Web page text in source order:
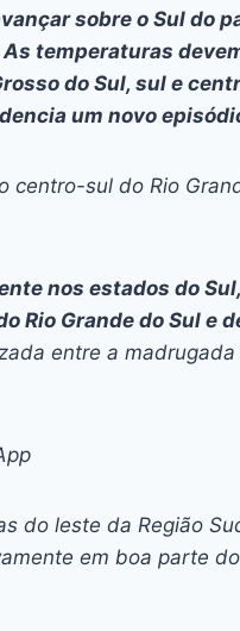
p
y
Li
n
k
sobre o Sul do
As temperaturas
do Sul, sul e
um novo
sul do Rio
nos estados do
Rio Grande do Sul e
entre a
do leste da Região
em boa parte